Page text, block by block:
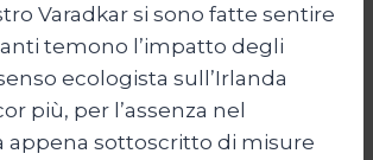
Varadkar si sono fatte sentire
temono l’impatto degli
ecologista sull’Irlanda
più, per l’assenza nel
appena sottoscritto di misure